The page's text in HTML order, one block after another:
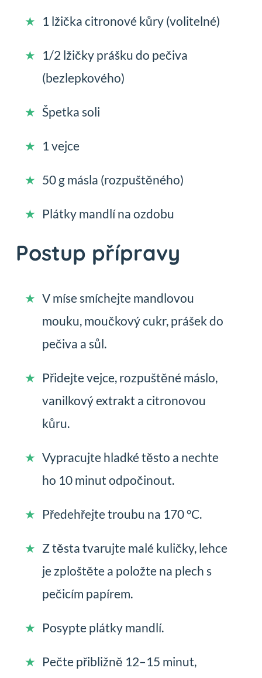
1 lžička citronové kůry (volitelné)
1/2 lžičky prášku do pečiva
(bezlepkového)
Špetka soli
1 vejce
50 g másla (rozpuštěného)
Plátky mandlí na ozdobu
Postup přípravy
V míse smíchejte mandlovou
mouku, moučkový cukr, prášek do
pečiva a sůl.
Přidejte vejce, rozpuštěné máslo,
vanilkový extrakt a citronovou
kůru.
Vypracujte hladké těsto a nechte
ho 10 minut odpočinout.
Předehřejte troubu na 170 °C.
Z těsta tvarujte malé kuličky, lehce
je zploštěte a položte na plech s
pečicím papírem.
Posypte plátky mandlí.
Pečte přibližně 12–15 minut,